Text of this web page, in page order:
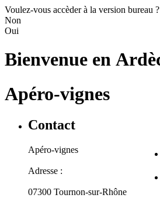
Voulez-vous accèder à la version bureau ?
Non
Oui
Bienvenue en
Apéro-vignes
Contact
Apéro-vignes
Adresse :
07300 Tournon-sur-Rhône